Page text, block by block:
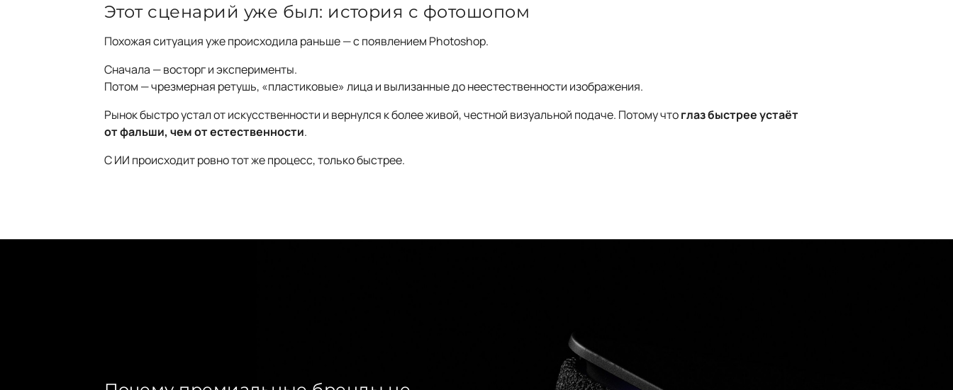
Этот сценарий уже был: история с фотошопом
Похожая ситуация уже происходила раньше — с появлением Photoshop.
Сначала — восторг и эксперименты.
Потом — чрезмерная ретушь, «пластиковые» лица и вылизанные до неестественности изображения.
Рынок быстро устал от искусственности и вернулся к более живой, честной визуальной подаче. Потому чтоглаз быстрее устаёт
от фальши, чем от естественности.
С ИИ происходит ровно тот же процесс, только быстрее.